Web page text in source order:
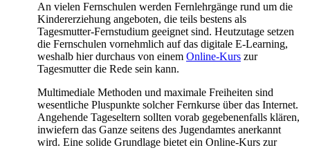
An vielen Fernschulen werden Fernlehrgänge rund um die
Kindererziehung angeboten, die teils bestens als
Tagesmutter-Fernstudium geeignet sind. Heutzutage setzen
die Fernschulen vornehmlich auf das digitale E-Learning,
weshalb hier durchaus von einem Online-Kurs zur
Tagesmutter die Rede sein kann.
Multimediale Methoden und maximale Freiheiten sind
wesentliche Pluspunkte solcher Fernkurse über das Internet.
Angehende Tageseltern sollten vorab gegebenenfalls klären,
inwiefern das Ganze seitens des Jugendamtes anerkannt
wird. Eine solide Grundlage bietet ein Online-Kurs zur